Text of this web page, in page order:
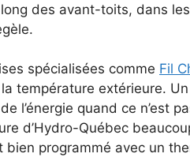
des avant-toits, dans
spécialisées comme Fil
température extérieure.
l’énergie quand ce n’est
d’Hydro-Québec
bien programmé avec un